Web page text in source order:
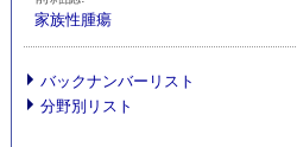
家族性腫瘍
バックナンバーリスト
分野別リスト